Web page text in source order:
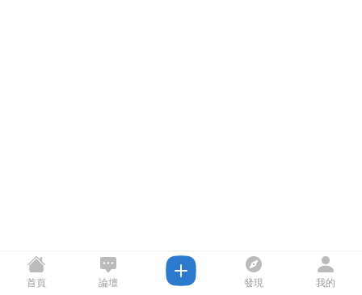
首頁 論壇 發現 我的